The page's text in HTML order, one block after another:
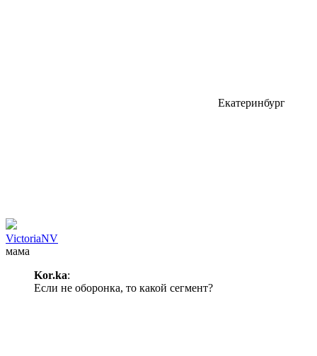
Екатеринбург
VictoriaNV
мама
Kor.ka:
Если не оборонка, то какой сегмент?